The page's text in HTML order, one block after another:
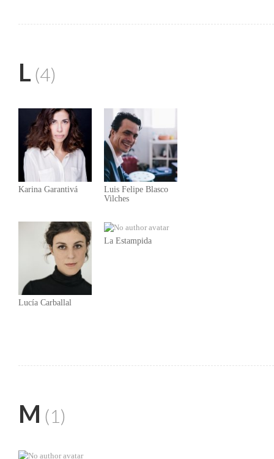
L (4)
Karina Garantivá
Luis Felipe Blasco
Vilches
Lucía Carballal
La Estampida
M (1)